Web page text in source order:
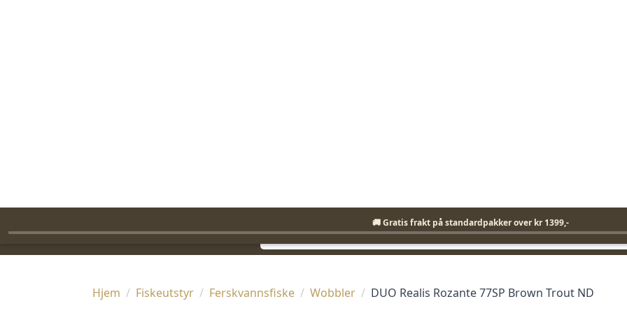
Hjem Fiskeutstyr Ferskvannsfiske Wobbler DUO Realis Rozante 77SP Brown Trout ND